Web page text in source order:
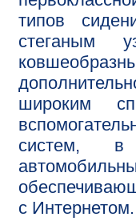
типов
стеганым
широким
систем, в
с Интернетом.